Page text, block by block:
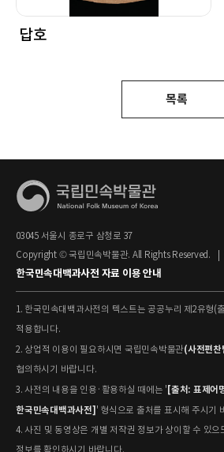
답호
목록
03045 서울시 종로구 삼청로 37
Copyright © 국립민속박물관. All Rights Reserved.
한국민속대백과사전 자료 이용 안내
1. 한국민속대백과사전의 텍스트는 공공누리 제2유형(
적용합니다.
2. 상업적 이용이 필요하시면 국립민속박물관(사전편
협의하시기 바랍니다.
3. 사전의 내용을 인용·활용하실 때에는 ' [출처: 표제어
한국민속대백과사전] ' 형식으로 출처를 표시해 주시기
4. 사진 및 동영상은 개별 저작권 정보가 상이할 수 있으